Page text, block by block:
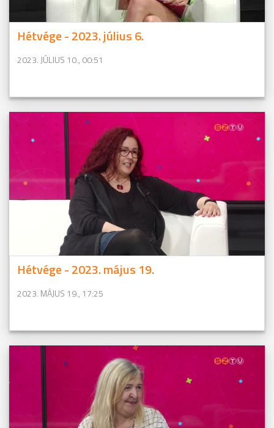
Hétvége - 2023. július 6.
2023. JÚLIUS 10., 00:51
Hétvége - 2023. május 19.
2023. MÁJUS 19., 17:25